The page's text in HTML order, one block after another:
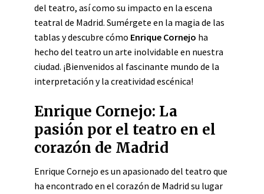
del teatro, así como su impacto en la escena
teatral de Madrid. Sumérgete en la magia de las
tablas y descubre cómo Enrique Cornejo ha
hecho del teatro un arte inolvidable en nuestra
ciudad. ¡Bienvenidos al fascinante mundo de la
interpretación y la creatividad escénica!
Enrique Cornejo: La
pasión por el teatro en el
corazón de Madrid
Enrique Cornejo es un apasionado del teatro que
ha encontrado en el corazón de Madrid su lugar